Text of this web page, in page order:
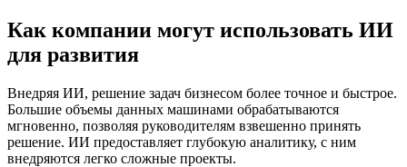
Как компании могут использовать ИИ
для развития
Внедряя ИИ, решение задач бизнесом более точное и быстрое.
Большие объемы данных машинами обрабатываются
мгновенно, позволяя руководителям взвешенно принять
решение. ИИ предоставляет глубокую аналитику, с ним
внедряются легко сложные проекты.